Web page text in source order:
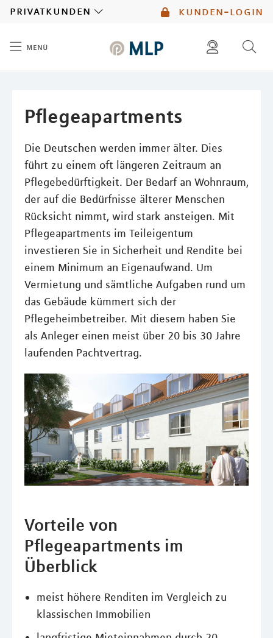
kunden-login
privatkunden
menü
Pflegeapartments
Die Deutschen werden immer älter. Dies
führt zu einem oft längeren Zeitraum an
Pflegebedürftigkeit. Der Bedarf an Wohnraum,
der auf die Bedürfnisse älterer Menschen
Rücksicht nimmt, wird stark ansteigen. Mit
Pflegeapartments im Teileigentum
investieren Sie in Sicherheit und Rendite bei
einem Minimum an Eigenaufwand. Um
Vermietung und sämtliche Aufgaben rund um
das Gebäude kümmert sich der
Pflegeheimbetreiber. Mit diesem haben Sie
als Anleger einen meist über 20 bis 30 Jahre
laufenden Pachtvertrag.
Vorteile von
Pflegeapartments im
Überblick
meist höhere Renditen im Vergleich zu
klassischen Immobilien